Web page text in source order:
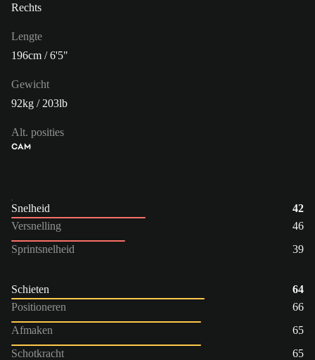
Rechts
Lengte
196cm / 6'5"
Gewicht
92kg / 203lb
Alt. posities
CAM
Snelheid
42
Versnelling
46
Sprintsnelheid
39
Schieten
64
Positioneren
66
Afmaken
65
Schotkracht
65